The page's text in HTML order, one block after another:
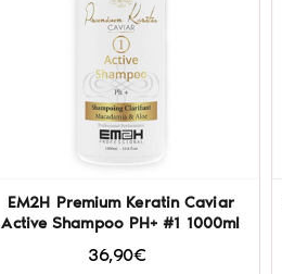
EM2H Premium Keratin Caviar
Active Shampoo PH+ #1 1000ml
36,90€